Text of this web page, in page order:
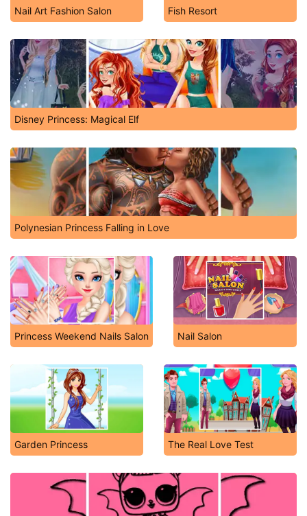
Nail Art Fashion Salon Fish Resort
Disney Princess: Magical Elf
Polynesian Princess Falling in Love
Princess Weekend Nails Salon Nail Salon
Garden Princess The Real Love Test